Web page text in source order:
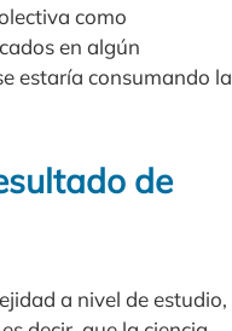
como
en algún
estaría consumando la
de
a nivel de estudio,